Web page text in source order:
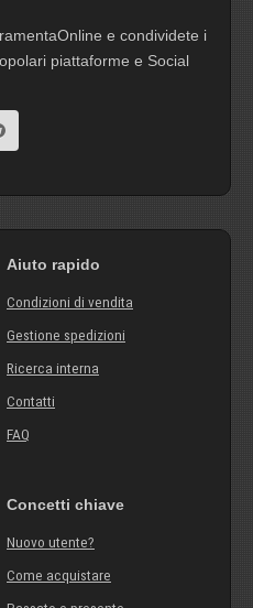
e condividete i
piattaforme e Social
Aiuto rapido
Condizioni di vendita
Gestione spedizioni
Ricerca interna
Contatti
FAQ
Concetti chiave
Nuovo utente?
Come acquistare